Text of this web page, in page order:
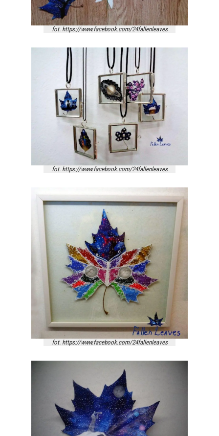
fot. https://www.facebook.com/24fallenleaves
fot. https://www.facebook.com/24fallenleaves
fot. https://www.facebook.com/24fallenleaves